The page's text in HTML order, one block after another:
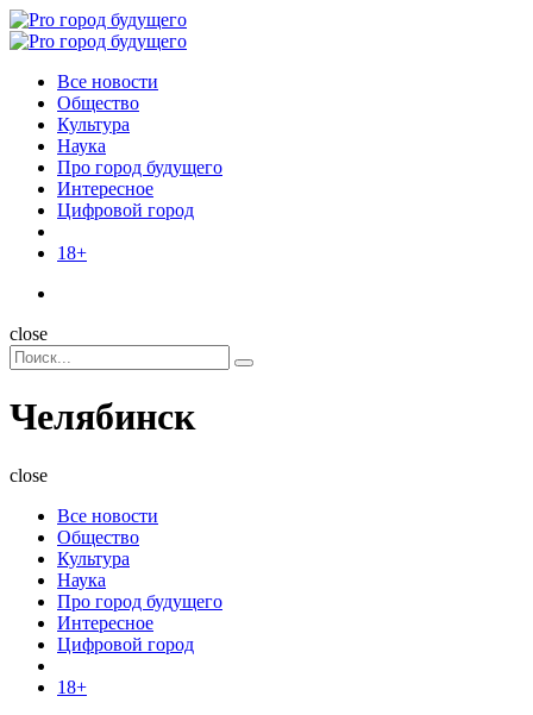
Menu
Поиск
Menu
Pro
Все новости
Общество
Культура
Наука
Про город будущего
Интересное
Цифровой город
18+
Поиск
close
Search
for:
Поиск
Челябинск
close
Все новости
Общество
Культура
Наука
Про город будущего
Интересное
Цифровой город
18+